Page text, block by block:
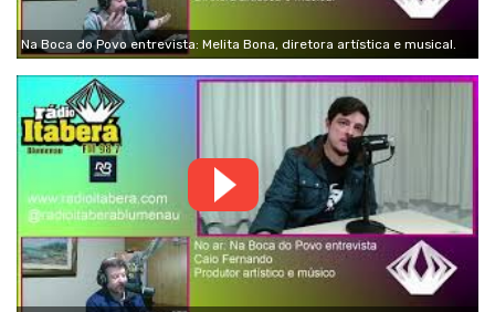
Na Boca do Povo entrevista: Melita Bona, diretora artística e musical.